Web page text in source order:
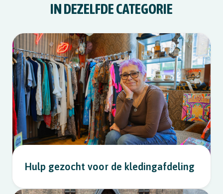
IN DEZELFDE CATEGORIE
Hulp gezocht voor de kledingafdeling